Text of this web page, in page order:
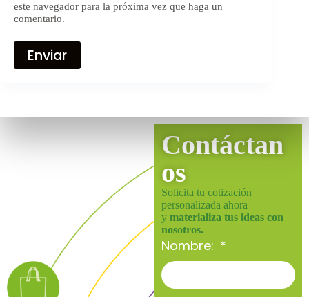
este navegador para la próxima vez que haga un
comentario.
Enviar
Contáctan
os
Solicita tu cotización
personalizada ahora
y materializa tus ideas con
nosotros.
Nombre: